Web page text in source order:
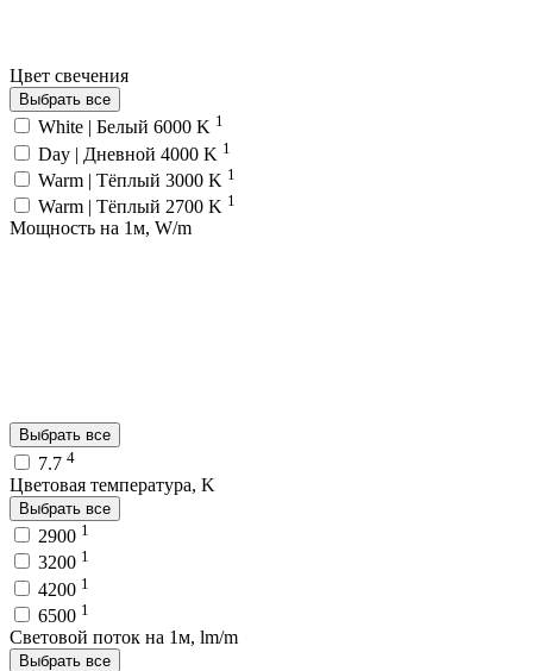
Цвет свечения
Выбрать все
White | Белый 6000 K 1
Day | Дневной 4000 K 1
Warm | Тёплый 3000 K 1
Warm | Тёплый 2700 K 1
Мощность на 1м, W/m
Выбрать все
7.7 4
Цветовая температура, K
Выбрать все
2900 1
3200 1
4200 1
6500 1
Световой поток на 1м, lm/m
Выбрать все